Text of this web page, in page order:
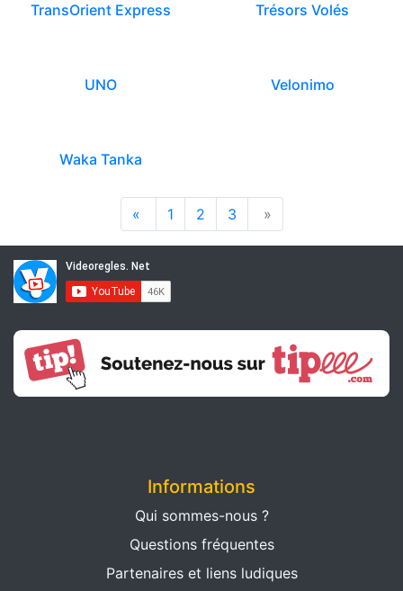
TransOrient Express Trésors Volés
UNO Velonimo
Waka Tanka
« 1 2 3 »
Informations
Qui sommes-nous ?
Questions fréquentes
Partenaires et liens ludiques